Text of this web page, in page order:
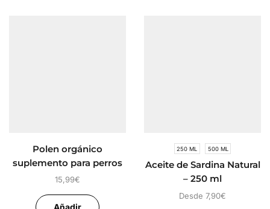
Polen orgánico
suplemento para perros
15,99€
Añadir
250 ML 500 ML
Aceite de Sardina Natural
– 250 ml
Desde 7,90€